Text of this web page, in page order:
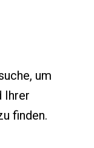
um
Ihrer
finden.